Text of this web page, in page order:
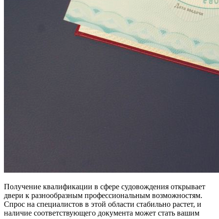
Получение квалификации в сфере судовождения открывает
двери к разнообразным профессиональным возможностям.
Спрос на специалистов в этой области стабильно растет, и
наличие соответствующего документа может стать вашим